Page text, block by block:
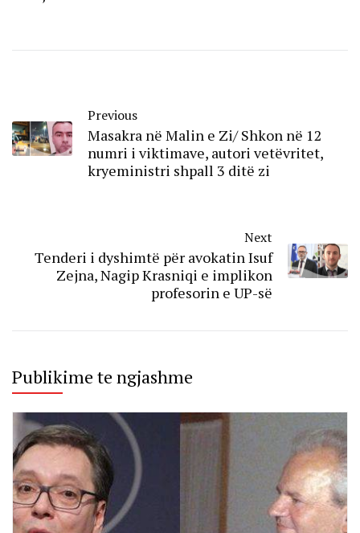
Previous
Masakra në Malin e Zi/ Shkon në 12
numri i viktimave, autori vetëvritet,
kryeministri shpall 3 ditë zi
Next
Tenderi i dyshimtë për avokatin Isuf
Zejna, Nagip Krasniqi e implikon
profesorin e UP-së
Publikime te ngjashme